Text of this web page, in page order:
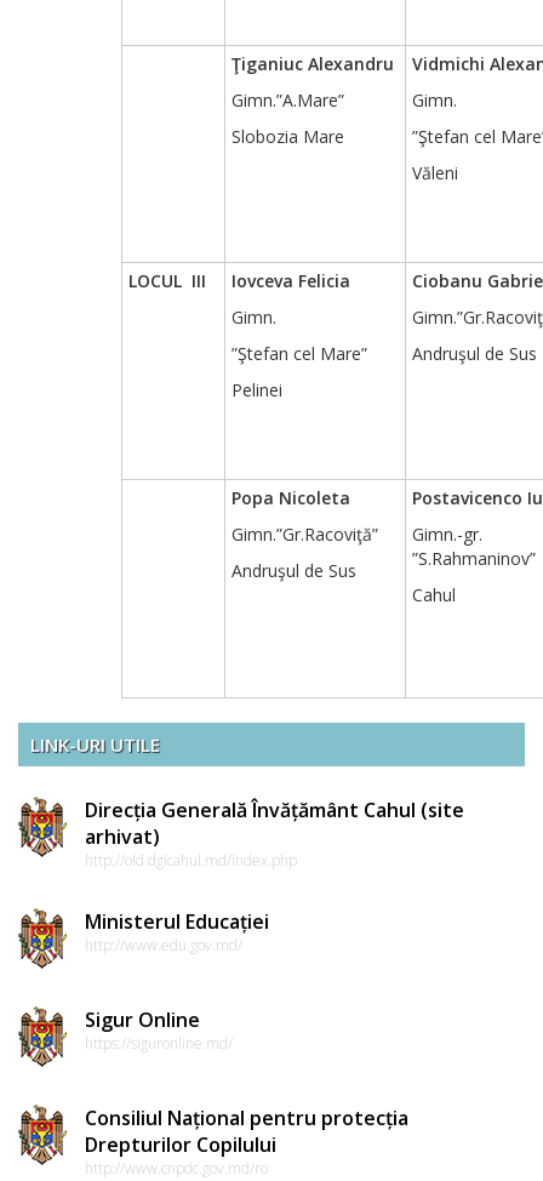
Ţiganiuc Alexandru
Gimn.”A.Mare”
Slobozia Mare
Vidmichi
Gimn.
”Ştefan cel
Văleni
LOCUL III
Iovceva Felicia
Gimn.
”Ştefan cel Mare”
Pelinei
Ciobanu
Andruşul de Sus
Popa Nicoleta
Gimn.”Gr.Racoviţă”
Andruşul de Sus
Postavicenco
Gimn.-gr.
”S.Rahmaninov”
Cahul
LINK-URI UTILE
Direcția Generală Învățământ Cahul (site
arhivat)
http://old.dgicahul.md/index.php
Ministerul Educației
http://www.edu.gov.md/
Sigur Online
https://siguronline.md/
Consiliul Național pentru protecția
Drepturilor Copilului
http://www.cnpdc.gov.md/ro